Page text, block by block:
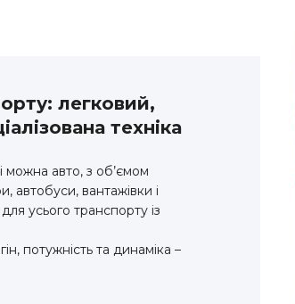
легковий,
техніка
авто, з об’ємом
автобуси, вантажівки і
усього транспорту із
потужність та динаміка –